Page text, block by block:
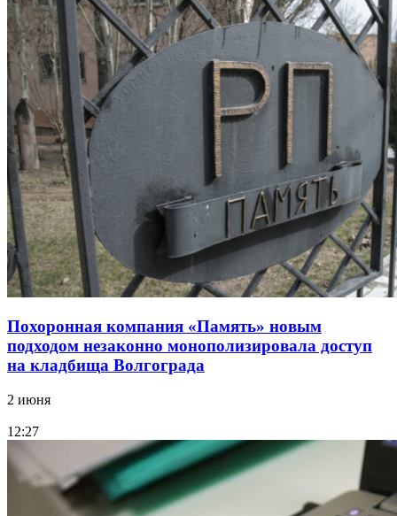
Похоронная компания «Память» новым
подходом незаконно монополизировала доступ
на кладбища Волгограда
2 июня
12:27